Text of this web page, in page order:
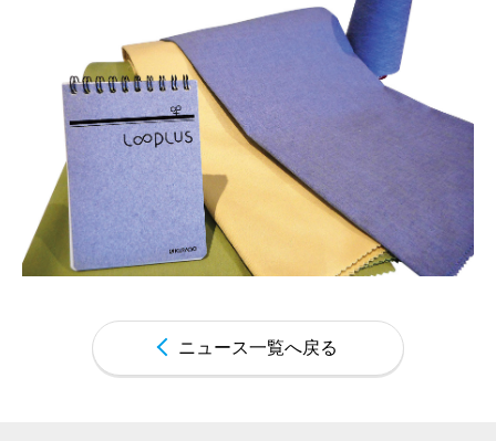
ニュース一覧へ戻る